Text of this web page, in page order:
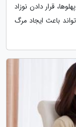
قرار دادن نوزاد
باعث ایجاد مرگ